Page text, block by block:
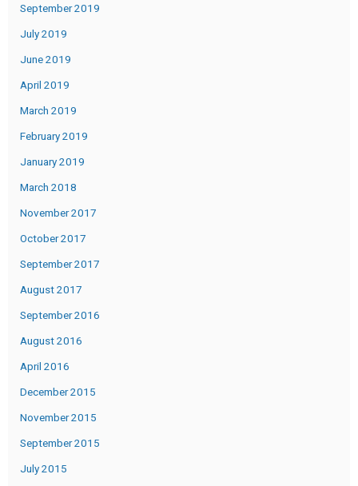
September 2019
July 2019
June 2019
April 2019
March 2019
February 2019
January 2019
March 2018
November 2017
October 2017
September 2017
August 2017
September 2016
August 2016
April 2016
December 2015
November 2015
September 2015
July 2015